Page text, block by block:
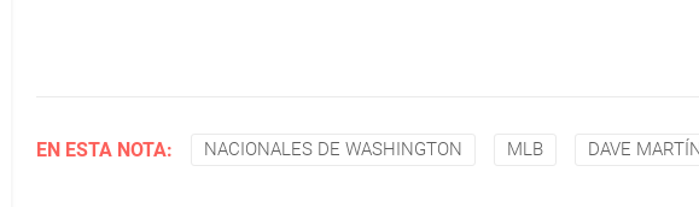
EN ESTA NOTA: NACIONALES DE WASHINGTON MLB DAVE